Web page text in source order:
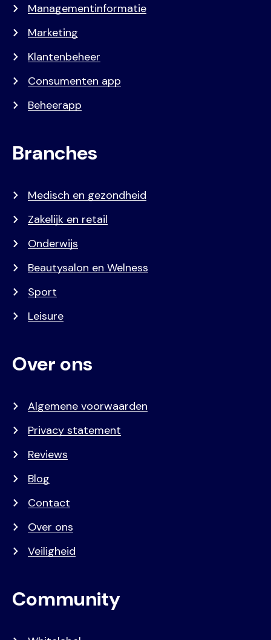
Managementinformatie
Marketing
Klantenbeheer
Consumenten app
Beheerapp
Branches
Medisch en gezondheid
Zakelijk en retail
Onderwijs
Beautysalon en Welness
Sport
Leisure
Over ons
Algemene voorwaarden
Privacy statement
Reviews
Blog
Contact
Over ons
Veiligheid
Community